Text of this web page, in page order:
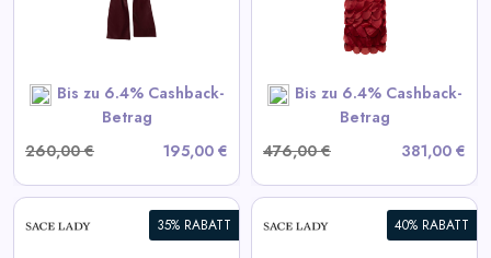
Bis zu 6.4% Cashback-
Betrag
260,00 €
195,00 €
Bis zu 6.4% Cashback-
Betrag
476,00 €
381,00 €
View All LIKA Deals
SHOP NOW
35% RABATT 40% RABATT